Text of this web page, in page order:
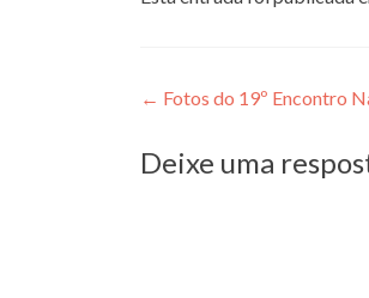
Navegação
de
Post
← Fotos do 19º Encontro
Deixe uma